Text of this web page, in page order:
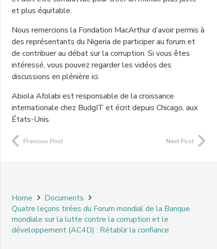
et plus équitable.
Nous remercions la Fondation MacArthur d’avoir permis à
des représentants du Nigeria de participer au forum et
de contribuer au débat sur la corruption. Si vous êtes
intéressé, vous pouvez regarder les vidéos des
discussions en plénière ici.
Abiola Afolabi est responsable de la croissance
internationale chez BudgIT et écrit depuis Chicago, aux
États-Unis.
Previous Post Next Post
Home
Documents
Quatre leçons tirées du Forum mondial de la Banque
mondiale sur la lutte contre la corruption et le
développement (AC4D) : Rétablir la confiance